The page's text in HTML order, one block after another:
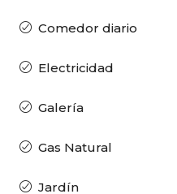
Comedor diario
Electricidad
Galería
Gas Natural
Jardín